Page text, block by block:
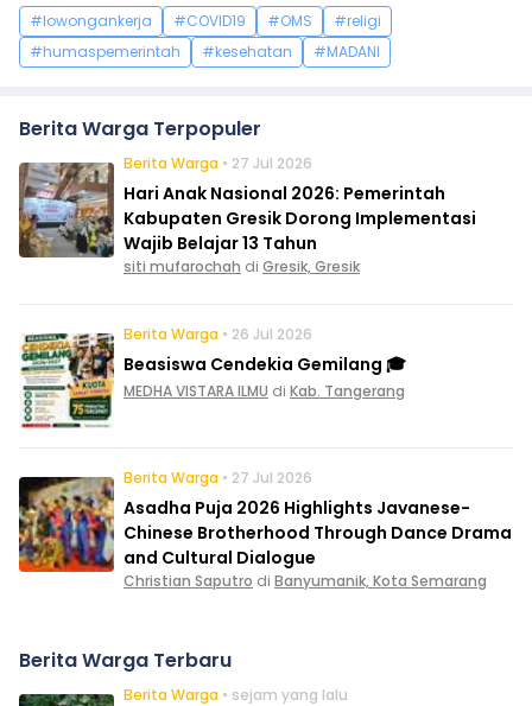
#lowongankerja #COVID19 #OMS
#religi
#humaspemerintah
#kesehatan #MADANI
Berita Warga Terpopuler
Berita Warga • 27 Jul 2026
Hari Anak Nasional 2026: Pemerintah
Kabupaten Gresik Dorong Implementasi
Wajib Belajar 13 Tahun
siti mufarochah di Gresik, Gresik
Berita Warga • 26 Jul 2026
Beasiswa Cendekia Gemilang 🎓
MEDHA VISTARA ILMU di Kab. Tangerang
Berita Warga • 27 Jul 2026
Asadha Puja 2026 Highlights Javanese-
Chinese Brotherhood Through Dance Drama
and Cultural Dialogue
Christian Saputro di Banyumanik, Kota Semarang
Berita Warga Terbaru
Berita Warga • sejam yang lalu